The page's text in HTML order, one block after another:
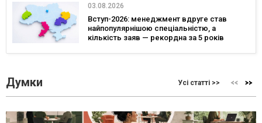
03.08.2026
Вступ-2026: менеджмент вдруге став
найпопулярнішою спеціальністю, а
кількість заяв — рекордна за 5 років
Думки Усі статті >>